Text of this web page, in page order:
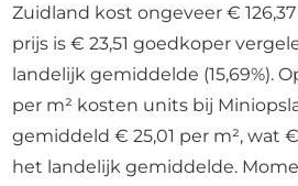
Zuidland kost ongeveer €
prijs is € 23,51 goedkoper
landelijk gemiddelde (15,69%).
per m² kosten units bij
gemiddeld € 25,01 per m², wat
het landelijk gemiddelde.